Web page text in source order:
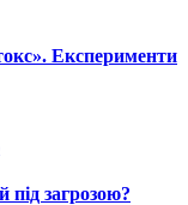
Експерименти
загрозою?